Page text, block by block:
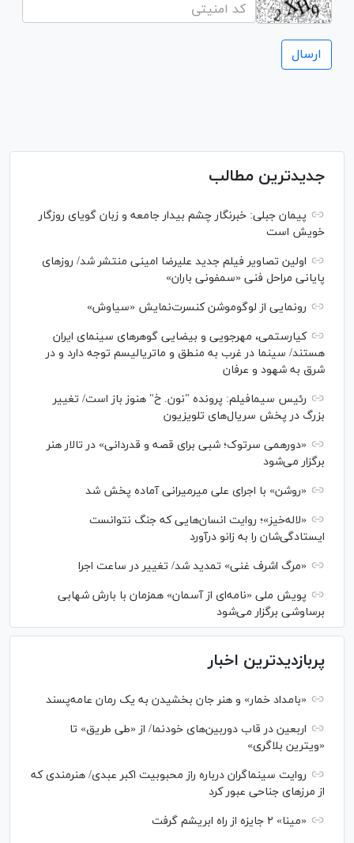
جدیدترین مطالب
پیمان جبلی: خبرنگار چشم بیدار جامعه و زبان گویای روزگار
خویش است
اولین تصاویر فیلم جدید علیرضا امینی منتشر شد/ روز‌های
پایانی مراحل فنی «سمفونی باران»
رونمایی از لوگوموشن کنسرت‌نمایش «سیاوش»
کیارستمی، مهرجویی و بیضایی گوهر‌های سینمای ایران
هستند/ سینما در غرب به منطق و ماتریالیسم توجه دارد و در
شرق به شهود و عرفان
رئیس سیمافیلم: پرونده "نون. خ" هنوز باز است/ تغییر
بزرگ در پخش سریال‌های تلویزیون
«دورهمی سرتوک؛ شبی برای قصه و قدردانی» در تالار هنر
برگزار می‌شود
«روشن» با اجرای علی میرمیرانی آماده پخش شد
«لاله‌خیز»؛ روایت انسان‌هایی که جنگ نتوانست
ایستادگی‌شان را به زانو درآورد
«مرگ اشرف غنی» تمدید شد/ تغییر در ساعت اجرا
پویش ملی «نامه‌ای از آسمان» همزمان با بارش شهابی
برساوشی برگزار می‌شود
پربازدیدترین اخبار
«بامداد خمار» و هنر جان بخشیدن به یک رمان عامه‌پسند
اربعین در قاب دوربین‌های خودنما/ از «طی طریق» تا
«ویترین بلاگری»
روایت سینماگران درباره راز محبوبیت اکبر عبدی/ هنرمندی که
از مرزهای جناحی عبور کرد
«مینا» ۲ جایزه از راه ابریشم گرفت